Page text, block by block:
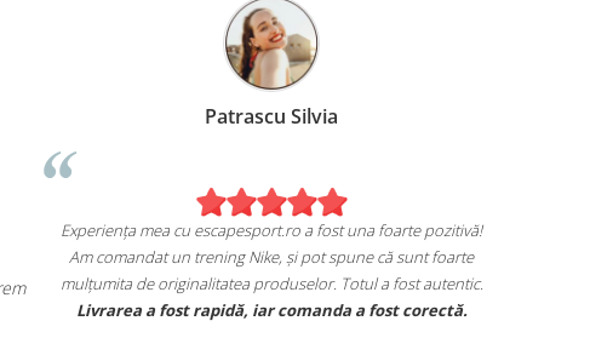
Birzoi Miruna
Sunt foarte mulțumita de achiziția mea de pe
escapesport.ro!
Am comandat o pereche de sneakers Jordan și sunt extrem
de fericita cu modul in care mi se potrivesc.